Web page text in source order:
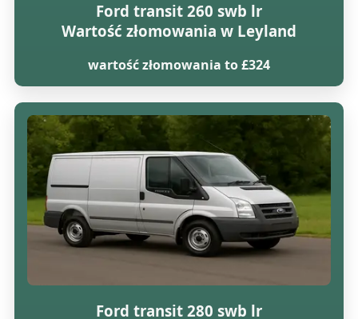
Ford transit 260 swb lr
Wartość złomowania w Leyland
wartość złomowania to £324
Ford transit 280 swb lr